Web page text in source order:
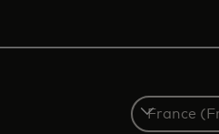
Select
a
country